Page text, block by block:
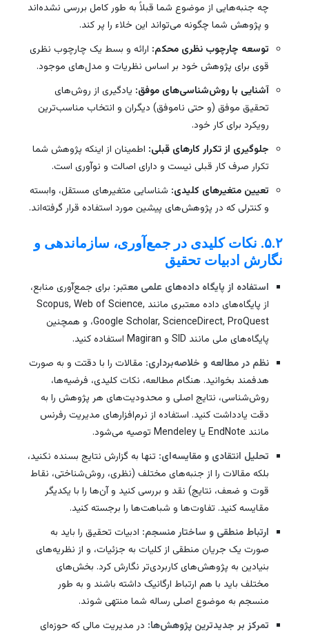
چه جنبه‌هایی از موضوع شما قبلاً به طور کامل بررسی نشده‌اند
و پژوهش شما چگونه می‌تواند این خلاء را پر کند.
توسعه چارچوب نظری محکم:ارائه و بسط یک چارچوب نظری
قوی برای پژوهش خود بر اساس نظریات و مدل‌های موجود.
آشنایی با روش‌شناسی‌های موفق:یادگیری از روش‌های
تحقیق موفق (و حتی ناموفق) دیگران و انتخاب مناسب‌ترین
رویکرد برای کار خود.
جلوگیری از تکرار کارهای قبلی: اطمینان از اینکه پژوهش شما
تکرار صرف کار قبلی نیست و دارای اصالت و نوآوری است.
تعیین متغیرهای کلیدی:شناسایی متغیرهای مستقل، وابسته
و کنترلی که در پژوهش‌های پیشین مورد استفاده قرار گرفته‌اند.
۵.۲. نکات کلیدی در جمع‌آوری، سازماندهی و
نگارش ادبیات تحقیق
استفاده از پایگاه داده‌های علمی معتبر:برای جمع‌آوری منابع،
از پایگاه‌های داده معتبری مانند Scopus, Web of Science,
Google Scholar, ScienceDirect, ProQuest، و همچنین
پایگاه‌های ملی مانند SID و Magiran استفاده کنید.
نظم در مطالعه و خلاصه‌برداری:مقالات را با دقتت و به صورت
هدفمند بخوانید. هنگام مطالعه، نکات کلیدی، فرضیه‌ها،
روش‌شناسی، نتایج اصلی و محدودیت‌های هر پژوهش را به
دقت یادداشت کنید. استفاده از نرم‌افزارهای مدیریت رفرنس
مانند EndNote یا Mendeley توصیه می‌شود.
تحلیل انتقادی و مقایسه‌ای:تنها به گزارش نتایج بسنده نکنید،
بلکه مقالات را از جنبه‌های مختلف (نظری، روش‌شناختی، نقاط
قوت و ضعف، نتایج) نقد و بررسی کنید و آن‌ها را با یکدیگر
مقایسه کنید. تفاوت‌ها و شباهت‌ها را برجسته کنید.
ارتباط منطقی و ساختار منسجم:ادبیات تحقیق را باید به
صورت یک جریان منطقی از کلیات به جزئیات، و از نظریه‌های
بنیادین به پژوهش‌های کاربردی‌تر نگارش کرد. بخش‌های
مختلف باید با هم ارتباط ارگانیک داشته باشند و به طور
منسجم به موضوع اصلی رساله شما منتهی شوند.
تمرکز بر جدیدترین پژوهش‌ها:در مدیریت مالی که حوزه‌ای